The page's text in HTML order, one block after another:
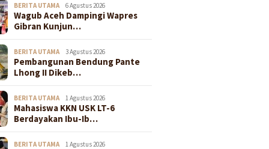
BERITA UTAMA 6 Agustus 2026
Wagub Aceh Dampingi Wapres
Gibran Kunjun…
BERITA UTAMA 3 Agustus 2026
Pembangunan Bendung Pante
Lhong II Dikeb…
BERITA UTAMA 1 Agustus 2026
Mahasiswa KKN USK LT-6
Berdayakan Ibu-Ib…
BERITA UTAMA 1 Agustus 2026